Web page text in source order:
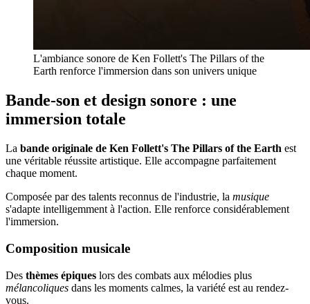
L'ambiance sonore de Ken Follett's The Pillars of the
Earth renforce l'immersion dans son univers unique
Bande-son et design sonore : une
immersion totale
La bande originale de Ken Follett's The Pillars of the Earth est
une véritable réussite artistique. Elle accompagne parfaitement
chaque moment.
Composée par des talents reconnus de l'industrie, la musique
s'adapte intelligemment à l'action. Elle renforce considérablement
l'immersion.
Composition musicale
Des thèmes épiques lors des combats aux mélodies plus
mélancoliques dans les moments calmes, la variété est au rendez-
vous.